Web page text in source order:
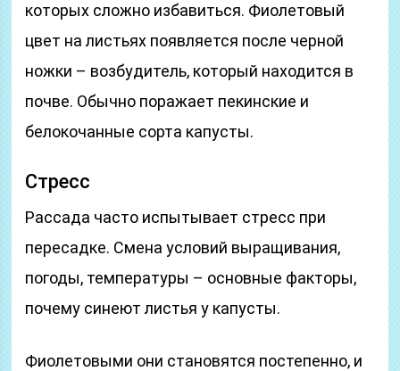
которых сложно избавиться. Фиолетовый
цвет на листьях появляется после черной
ножки – возбудитель, который находится в
почве. Обычно поражает пекинские и
белокочанные сорта капусты.
Стресс
Рассада часто испытывает стресс при
пересадке. Смена условий выращивания,
погоды, температуры – основные факторы,
почему синеют листья у капусты.
Фиолетовыми они становятся постепенно, и